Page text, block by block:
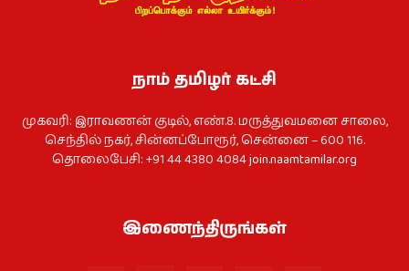
நாம் தமிழர் கட்சி
முகவரி: இராவணன் குடில், எண்.8. மருத்துவமனை சாலை,
செந்தில் நகர், சின்னப்போரூர், சென்னை – 600 116.
தொலைபேசி: +91 44 4380 4084join.naamtamilar.org
இணைந்திருங்கள்